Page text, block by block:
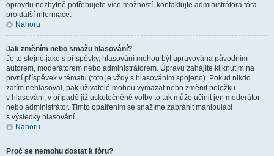
opravdu nezbytně potřebujete více možností, kontaktujte administrátora fóra
pro další informace.
Nahoru
Jak změním nebo smažu hlasování?
Je to stejné jako s příspěvky, hlasování mohou být upravována původním
autorem, moderátorem nebo administrátorem. Úpravu zahájíte kliknutím na
první příspěvek v tématu (toto je vždy s hlasováním spojeno). Pokud nikdo
zatím nehlasoval, pak uživatelé mohou vymazat nebo změnit položku
v hlasování, v případě již uskutečněné volby to tak může učinit jen moderátor
nebo administrátor. Tímto opatřením se snažíme zabránit manipulaci
s výsledky hlasování.
Nahoru
Proč se nemohu dostat k fóru?